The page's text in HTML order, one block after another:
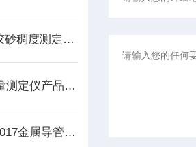
柱塞式水泥胶砂稠度测定仪如何使用
HT-1回弹模量测定仪产品上市
GBT20041-2017金属导管弯曲后Z小内径量规如何使用